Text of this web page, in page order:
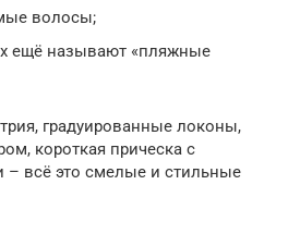
волосы;
ещё называют «пляжные
градуированные локоны,
короткая прическа с
всё это смелые и стильные